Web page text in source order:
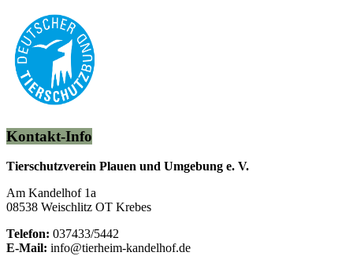
Kontakt-Info
Tierschutzverein Plauen und Umgebung e. V.
Am Kandelhof 1a
08538 Weischlitz OT Krebes
Telefon: 037433/5442
E-Mail: info@tierheim-kandelhof.de